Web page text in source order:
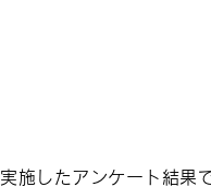
施したアンケート結果で